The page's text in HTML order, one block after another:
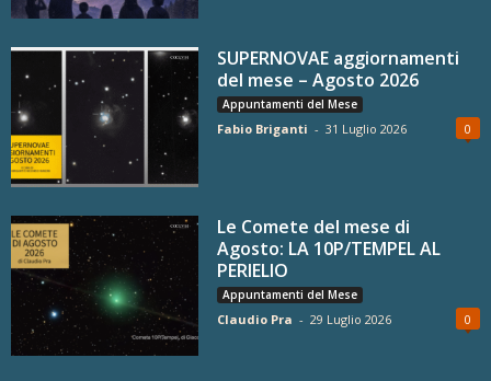
SUPERNOVAE aggiornamenti
del mese – Agosto 2026
Appuntamenti del Mese
Fabio Briganti - 31 Luglio 2026 0
Le Comete del mese di
Agosto: LA 10P/TEMPEL AL
PERIELIO
Appuntamenti del Mese
Claudio Pra - 29 Luglio 2026 0